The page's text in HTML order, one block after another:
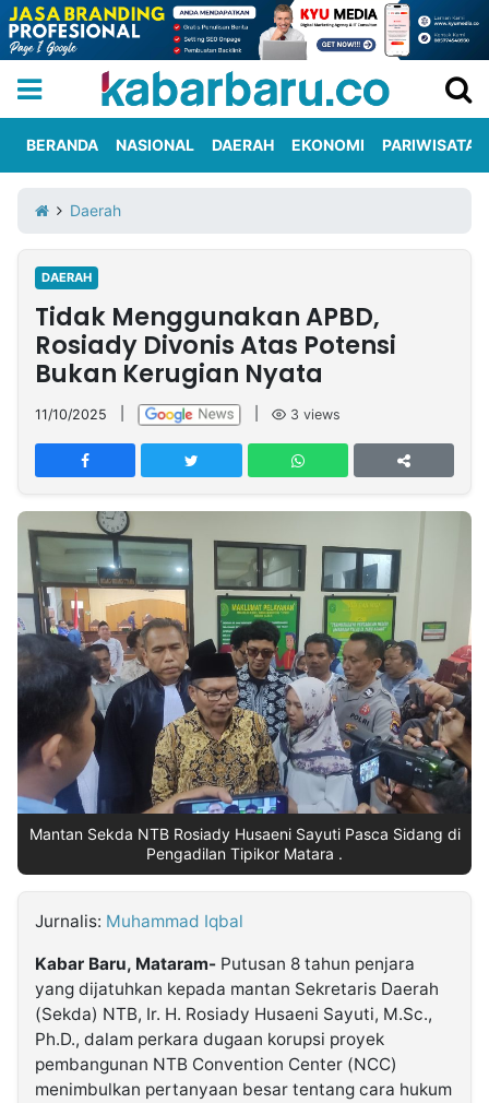
Iklan
Berita
Kami
Nasional
International
Olahraga
Entertainment
Daerah
Pariwisata
Kuliner
Kolom
Network
PT
TREETAN
INDONESIA
Partner
Insight
NTB
Suara
Time
Lens
IDN
Daily
Jogja
Jalan
Rakyat
Idealita
News
Kita
Notice
Radar
Baru
Seedbacklink
Kabarbaru
Kabarbaru.co
2026
BERANDA NASIONAL DAERAH EKONOMI PARIWISATA
Daerah
DAERAH
Tidak Menggunakan APBD,
Rosiady Divonis Atas Potensi
Bukan Kerugian Nyata
11/10/2025 3 views
Mantan Sekda NTB Rosiady Husaeni Sayuti Pasca Sidang di
Pengadilan Tipikor Matara .
Jurnalis: Muhammad Iqbal
Kabar Baru, Mataram- Putusan 8 tahun penjara
yang dijatuhkan kepada mantan Sekretaris Daerah
(Sekda) NTB, Ir. H. Rosiady Husaeni Sayuti, M.Sc.,
Ph.D., dalam perkara dugaan korupsi proyek
pembangunan NTB Convention Center (NCC)
menimbulkan pertanyaan besar tentang cara hukum